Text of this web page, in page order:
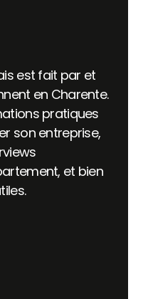
est fait par et
en Charente.
pratiques
son entreprise,
et bien